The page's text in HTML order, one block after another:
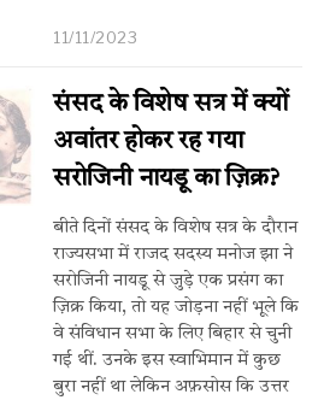
11/11/2023
संसद के विशेष सत्र में क्यों
अवांतर होकर रह गया
सरोजिनी नायडू का ज़िक्र?
बीते दिनों संसद के विशेष सत्र के दौरान
राज्यसभा में राजद सदस्य मनोज झा ने
सरोजिनी नायडू से जुड़े एक प्रसंग का
ज़िक्र किया, तो यह जोड़ना नहीं भूले कि
वे संविधान सभा के लिए बिहार से चुनी
गई थीं. उनके इस स्वाभिमान में कुछ
बुरा नहीं था लेकिन अफ़सोस कि उत्तर